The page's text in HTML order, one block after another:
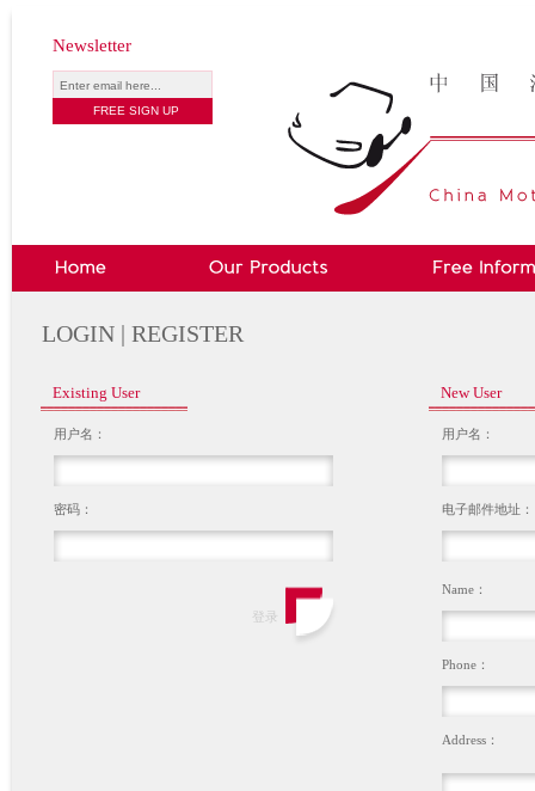
Newsletter
LOGIN | REGISTER
Existing User
用户名：
密码：
New User
用户名：
电子邮件地址：
Name：
Phone：
Address：